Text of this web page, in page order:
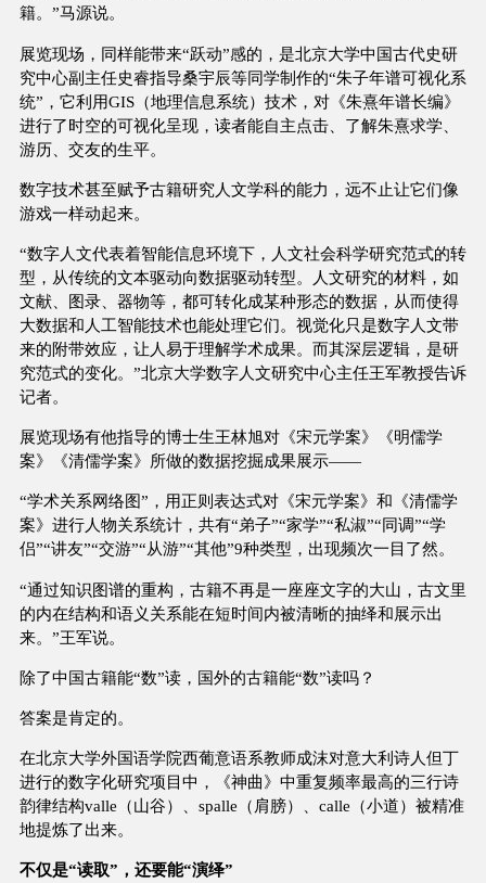
籍。”马源说。
展览现场，同样能带来“跃动”感的，是北京大学中国古代史研
究中心副主任史睿指导桑宇辰等同学制作的“朱子年谱可视化系
统”，它利用GIS（地理信息系统）技术，对《朱熹年谱长编》
进行了时空的可视化呈现，读者能自主点击、了解朱熹求学、
游历、交友的生平。
数字技术甚至赋予古籍研究人文学科的能力，远不止让它们像
游戏一样动起来。
“数字人文代表着智能信息环境下，人文社会科学研究范式的转
型，从传统的文本驱动向数据驱动转型。人文研究的材料，如
文献、图录、器物等，都可转化成某种形态的数据，从而使得
大数据和人工智能技术也能处理它们。视觉化只是数字人文带
来的附带效应，让人易于理解学术成果。而其深层逻辑，是研
究范式的变化。”北京大学数字人文研究中心主任王军教授告诉
记者。
展览现场有他指导的博士生王林旭对《宋元学案》《明儒学
案》《清儒学案》所做的数据挖掘成果展示——
“学术关系网络图”，用正则表达式对《宋元学案》和《清儒学
案》进行人物关系统计，共有“弟子”“家学”“私淑”“同调”“学
侣”“讲友”“交游”“从游”“其他”9种类型，出现频次一目了然。
“通过知识图谱的重构，古籍不再是一座座文字的大山，古文里
的内在结构和语义关系能在短时间内被清晰的抽绎和展示出
来。”王军说。
除了中国古籍能“数”读，国外的古籍能“数”读吗？
答案是肯定的。
在北京大学外国语学院西葡意语系教师成沫对意大利诗人但丁
进行的数字化研究项目中，《神曲》中重复频率最高的三行诗
韵律结构valle（山谷）、spalle（肩膀）、calle（小道）被精准
地提炼了出来。
不仅是“读取”，还要能“演绎”